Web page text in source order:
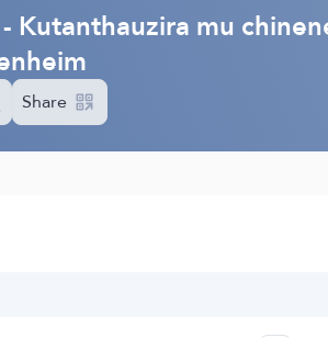
Kutanthauzira mu
Share